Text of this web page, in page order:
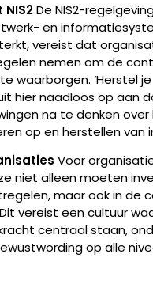
De NIS2-
en
vereist dat
nemen om de
waarborgen. ‘Herstel je
hier naadloos op aan
na te denken over
op en herstellen van
Voor
niet alleen moeten
maar ook in de
vereist een cultuur
centraal staan,
op alle